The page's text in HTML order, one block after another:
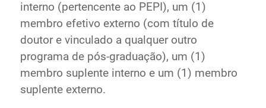
interno (pertencente ao PEPI), um (1)
membro efetivo externo (com título de
doutor e vinculado a qualquer outro
programa de pós-graduação), um (1)
membro suplente interno e um (1) membro
suplente externo.